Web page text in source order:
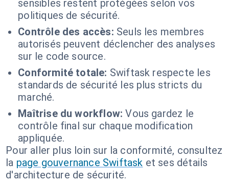
sensibles restent protégées selon vos
politiques de sécurité.
Contrôle des accès: Seuls les membres
autorisés peuvent déclencher des analyses
sur le code source.
Conformité totale: Swiftask respecte les
standards de sécurité les plus stricts du
marché.
Maîtrise du workflow: Vous gardez le
contrôle final sur chaque modification
appliquée.
Pour aller plus loin sur la conformité, consultez
la page gouvernance Swiftask et ses détails
d'architecture de sécurité.